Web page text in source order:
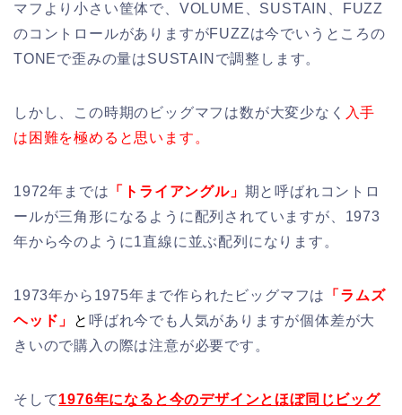
マフより小さい筐体で、VOLUME、SUSTAIN、FUZZ
のコントロールがありますがFUZZは今でいうところの
TONEで歪みの量はSUSTAINで調整します。
しかし、この時期のビッグマフは数が大変少なく 入手
は困難を極めると思います。
1972年までは 「トライアングル」 期と呼ばれコントロ
ールが三角形になるように配列されていますが、1973
年から今のように1直線に並ぶ配列になります。
1973年から1975年まで作られたビッグマフは
「ラムズ
ヘッド」
と呼ばれ今でも人気がありますが個体差が大
きいので購入の際は注意が必要です。
そして1976年になると今のデザインとほぼ同じビッグ